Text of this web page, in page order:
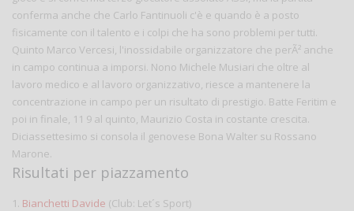
conferma anche che Carlo Fantinuoli c'è e quando è a posto
fisicamente con il talento e i colpi che ha sono problemi per tutti.
Quinto Marco Vercesi, l'inossidabile organizzatore che perÃ² anche
in campo continua a imporsi. Nono Michele Musiari che oltre al
lavoro medico e al lavoro organizzativo, riesce a mantenere la
concentrazione in campo per un risultato di prestigio. Batte Feritim e
poi in finale, 11 9 al quinto, Maurizio Costa in costante crescita.
Diciassettesimo si consola il genovese Bona Walter su Rossano
Marone.
Risultati per piazzamento
1. Bianchetti Davide (Club: Let´s Sport)